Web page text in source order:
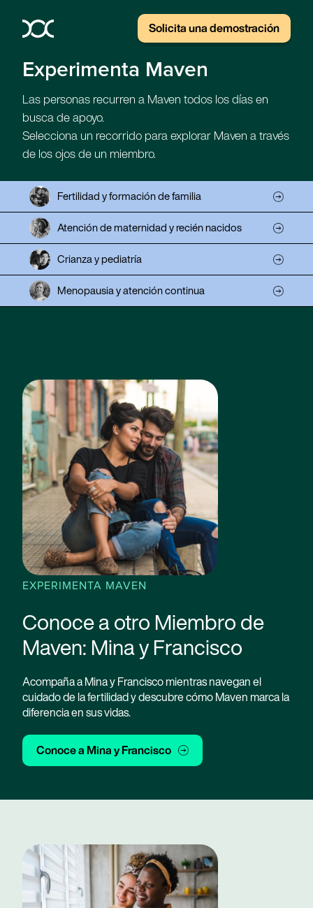
Solicita una demostración
Experimenta Maven
Las personas recurren a Maven todos los días en
busca de apoyo.
Selecciona un recorrido para explorar Maven a través
de los ojos de un miembro.
Fertilidad y formación de familia
Atención de maternidad y recién nacidos
Crianza y pediatría
Menopausia y atención continua
EXPERIMENTA MAVEN
Conoce a otro Miembro de
Maven: Mina y Francisco
Acompaña a Mina y Francisco mientras navegan el
cuidado de la fertilidad y descubre cómo Maven marca la
diferencia en sus vidas.
Conoce a Mina y Francisco